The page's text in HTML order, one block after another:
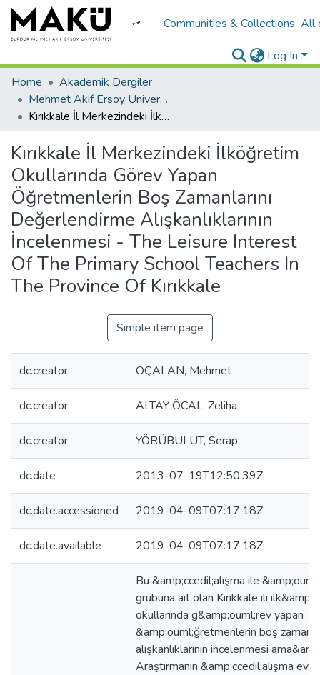
Communities & Collections All
Log In
Home
Akademik Dergiler
Mehmet Akif Ersoy University Journal of Social Sciences Institute
Kırıkkale İl Merkezindeki İlköğretim Okullarında Görev Yapan Öğretmenlerin Boş Zamanlarını Değerlendirme Alışkanlıklarının İncelenmesi - The Leisure Interest Of The Primary School Teachers In The Province Of Kırıkkale
Kırıkkale İl Merkezindeki İlköğretim
Okullarında Görev Yapan
Öğretmenlerin Boş Zamanlarını
Değerlendirme Alışkanlıklarının
İncelenmesi - The Leisure Interest
Of The Primary School Teachers In
The Province Of Kırıkkale
Simple item page
dc.creator ÖÇALAN, Mehmet
dc.creator ALTAY ÖCAL, Zeliha
dc.creator YÖRÜBULUT, Serap
dc.date 2013-07-19T12:50:39Z
dc.date.accessioned 2019-04-09T07:17:18Z
dc.date.available 2019-04-09T07:17:18Z
Bu &amp;ccedil;alışma ile
grubuna ait olan Kırıkkale ili
okullarında g&amp;ouml;rev yapan
&amp;ouml;ğretmenlerin boş
alışkanlıklarının incelenmesi
Araştırmanın &amp;ccedil;alışma